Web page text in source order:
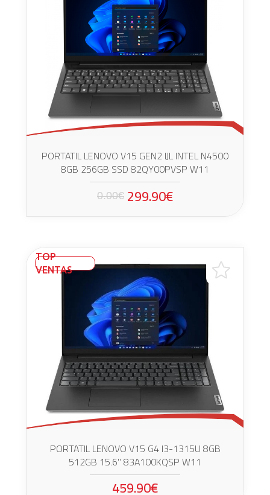
PORTATIL LENOVO V15 GEN2 IJL INTEL N4500
8GB 256GB SSD 82QY00PVSP W11
0.00€ 299.90€
TOP
VENTAS
PORTATIL LENOVO V15 G4 I3-1315U 8GB
512GB 15.6" 83A100KQSP W11
459.90€